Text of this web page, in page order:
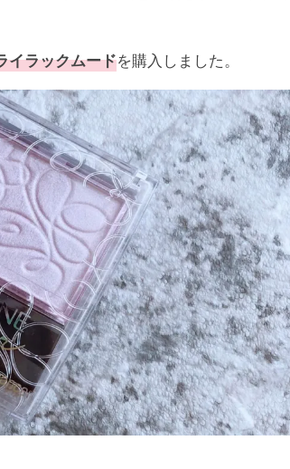
イラックムードを購入しました。